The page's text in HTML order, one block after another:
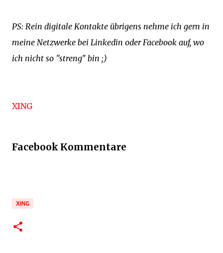
PS: Rein digitale Kontakte übrigens nehme ich gern in
meine Netzwerke bei Linkedin oder Facebook auf, wo
ich nicht so "streng" bin ;)
XING
Facebook Kommentare
XING